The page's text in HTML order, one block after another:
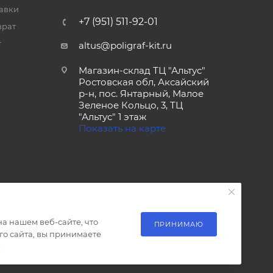
+7 (951) 511-92-01
altus@poligraf-kit.ru
Магазин-склад ТЦ "Альтус"
Ростовская обл, Аксайский
р-н, пос. Янтарный, Малое
Зеленое Кольцо, 3, ТЦ
"Альтус" 1 этаж
Показать на карте
нашем веб-сайте, что
сайта, вы принимаете
ПРИНИМАЮ